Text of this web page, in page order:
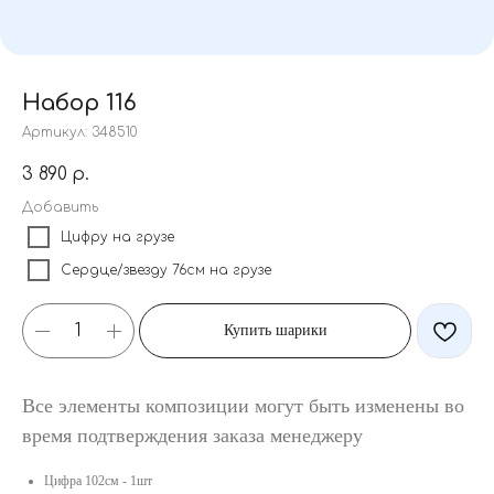
Набор 116
Артикул: 348510
3 890 р.
Добавить
Цифру на грузе
Сердце/звезду 76см на грузе
Купить шарики
Все элементы композиции могут быть изменены во
время подтверждения заказа менеджеру
Цифра 102см - 1шт